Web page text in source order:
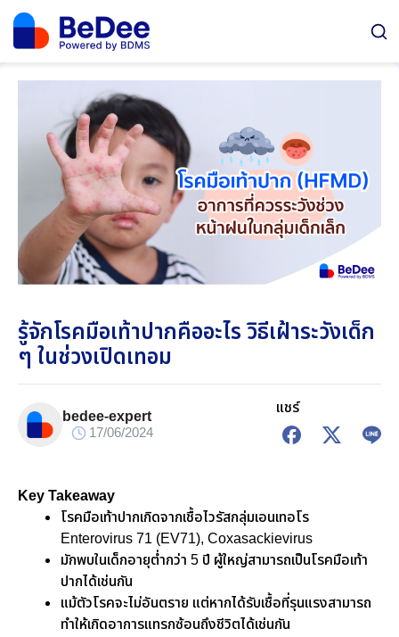
รู้จักโรคมือเท้าปากคืออะไร วิธีเฝ้าระวังเด็ก
ๆ ในช่วงเปิดเทอม
bedee-expert
17/06/2024
แชร์
Key Takeaway
โรคมือเท้าปากเกิดจากเชื้อไวรัสกลุ่มเอนเทอโร
Enterovirus 71 (EV71), Coxasackievirus
มักพบในเด็กอายุต่ำกว่า 5 ปี ผู้ใหญ่สามารถเป็นโรคมือเท้า
ปากได้เช่นกัน
แม้ตัวโรคจะไม่อันตราย แต่หากได้รับเชื้อที่รุนแรงสามารถ
ทำให้เกิดอาการแทรกซ้อนถึงชีวิตได้เช่นกัน